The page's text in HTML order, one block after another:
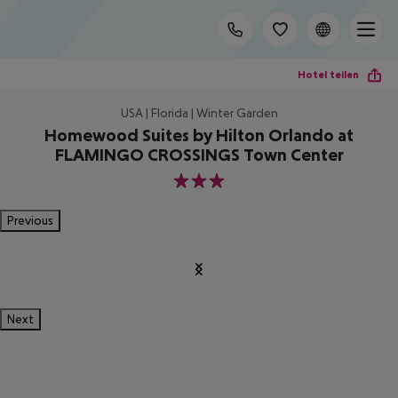
Hotel teilen
USA | Florida | Winter Garden
Homewood Suites by Hilton Orlando at
FLAMINGO CROSSINGS Town Center
3
Previous
Next